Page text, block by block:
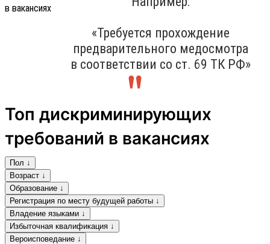
«Требуется прохождение
предварительного медосмотра
в соответствии со ст. 69 ТК РФ»
Топ дискриминирующих
требований в вакансиях
Пол ↓
Возраст ↓
Образование ↓
Регистрация по месту будущей работы ↓
Владение языками ↓
Избыточная квалификация ↓
Вероисповедание ↓